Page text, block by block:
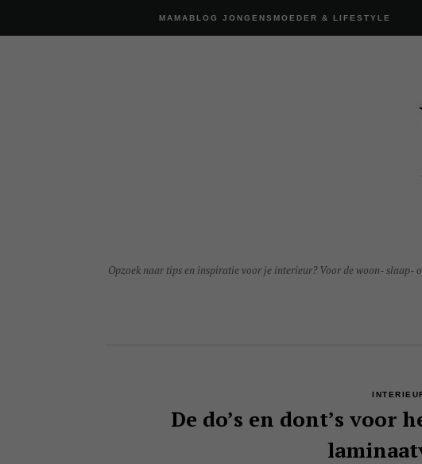
MAMABLOG JONGENSMOEDER & LIFESTYLE
Opzoek naar tips en inspiratie voor je interieur? Voor de woon- slaap-
De do’s en dont’s voor